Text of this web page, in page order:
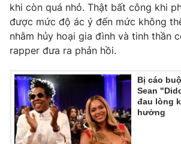
khi còn quá nhỏ. Thật bất công khi
được mức độ ác ý đến mức không
nhằm hủy hoại gia đình và tinh thần
rapper đưa ra phản hồi.
Bị cáo
Sean
đau lòng
hưởng